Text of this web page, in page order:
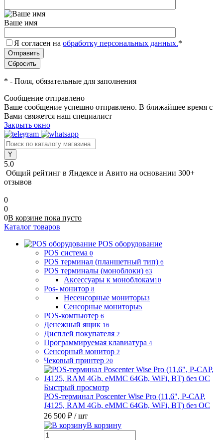
Ваше имя
Я согласен на обработку персональных данных.*
* - Поля, обязательные для заполнения
Сообщение отправлено
Ваше сообщение успешно отправлено. В ближайшее время с
Вами свяжется наш специалист
Закрыть окно
5.0
Общий рейтинг в Яндексе и Авито на основании 300+
отзывов
0
0
0В корзине пока пусто
Каталог товаров
POS оборудование
POS система 0
POS терминал (планшетный тип) 6
POS терминалы (моноблоки) 63
Аксессуары к моноблокам10
Pos- монитор 8
Несенсорные мониторы3
Сенсорные мониторы5
POS-компьютер 6
Денежный ящик 16
Дисплей покупателя 2
Программируемая клавиатура 4
Сенсорный монитор 2
Чековый принтер 20
Быстрый просмотр
POS-терминал Poscenter Wise Pro (11,6", P-CAP,
J4125, RAM 4Gb, eMMC 64Gb, WiFi, BT) без ОС
26 500 ₽ / шт
В корзину